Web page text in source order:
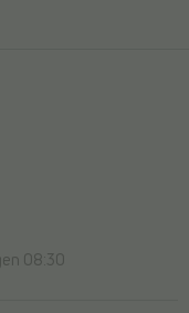
08:30